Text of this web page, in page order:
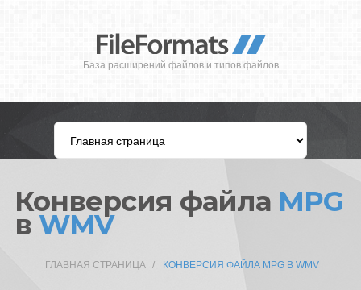
База расширений файлов и типов файлов
Конверсия файла MPG
в WMV
ГЛАВНАЯ СТРАНИЦА КОНВЕРСИЯ ФАЙЛА MPG В WMV